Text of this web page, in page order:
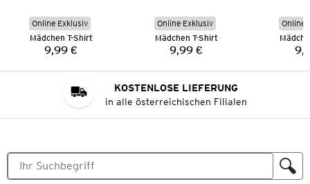
Online Exklusiv
Mädchen T-Shirt
Preis:
9,99 €
Online Exklusiv
Mädchen T-Shirt
Preis:
9,99 €
Online
KOSTENLOSE LIEFERUNG
in alle österreichischen Filialen